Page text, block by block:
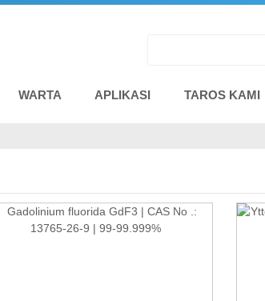
WARTA APLIKASI TAROS KAMI